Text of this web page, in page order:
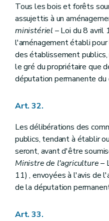
Tous les bois et forêts
assujettis à un
ministériel – Loi du 8 avril
l'aménagement établi
des établissement
le gré du propriétaire que
députation permanente du
Art. 32.
Les délibérations des
publics, tendant à établir
seront, avant d'être
Ministre de l'agriculture–
11) , envoyées à l'avis de
de la députation
Art. 33.